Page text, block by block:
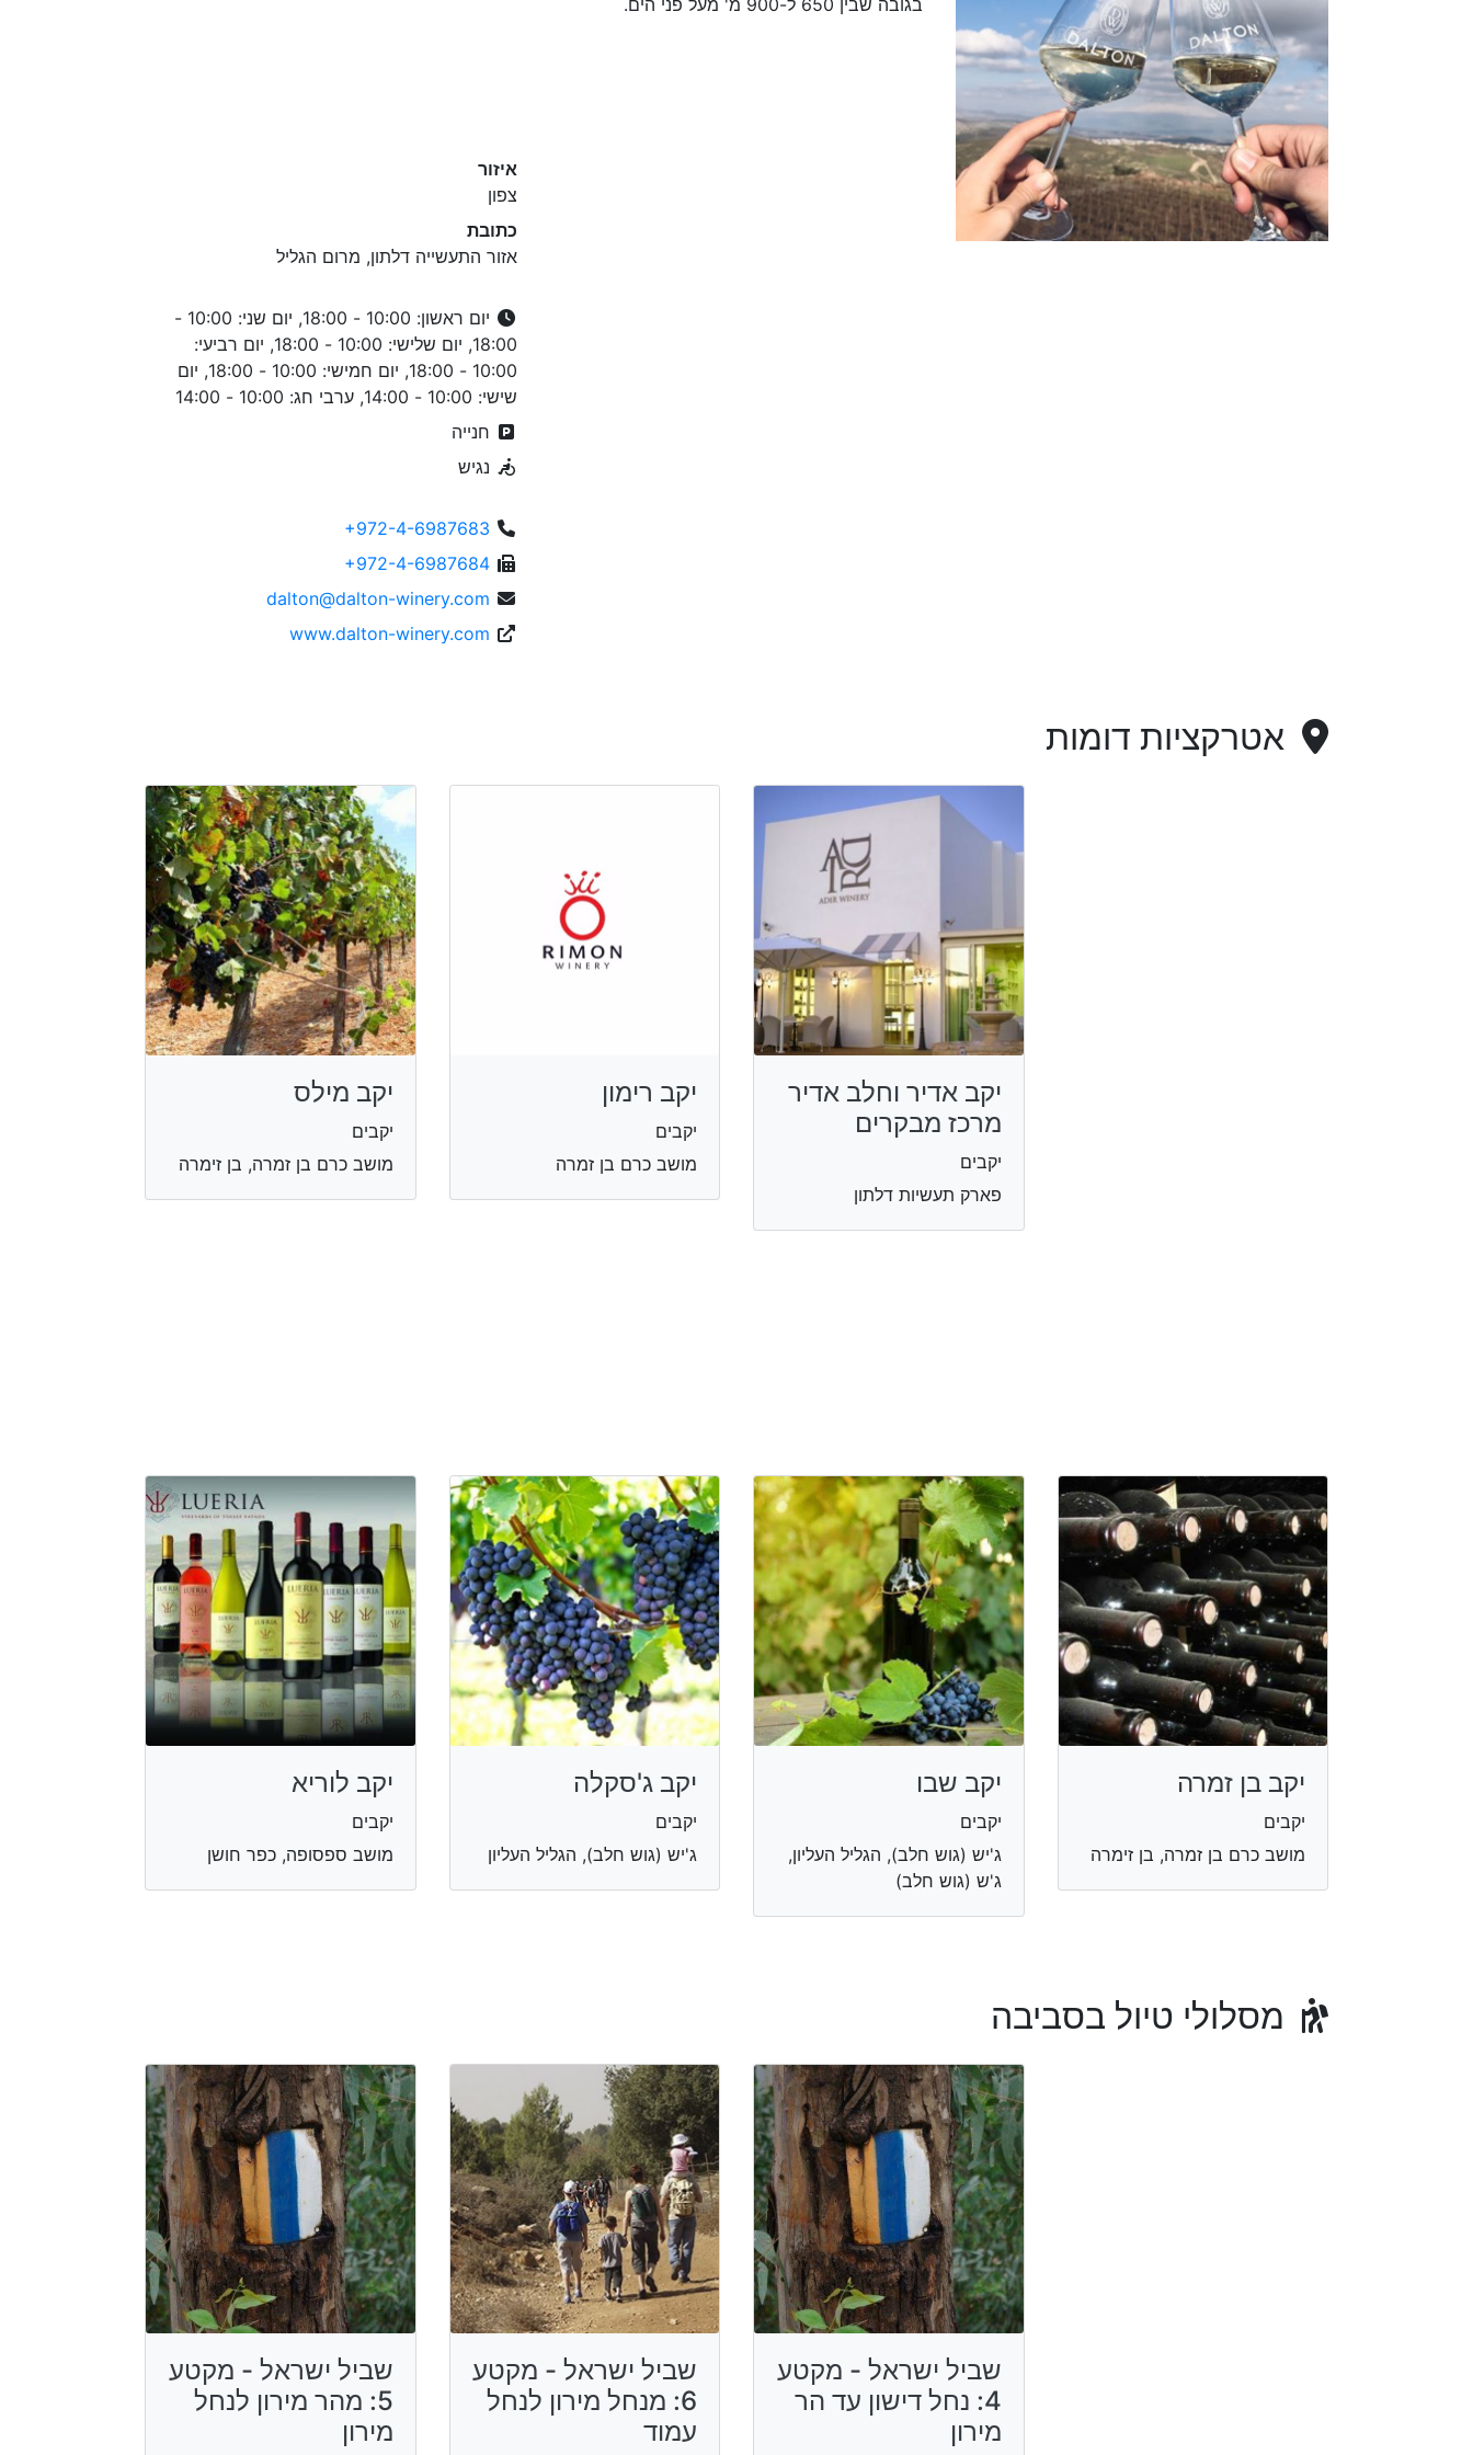
בגובה שבין 650 ל-900 מ' מעל פני הים.
איזור
צפון
כתובת
אזור התעשייה דלתון, מרום הגליל
יום ראשון: 10:00 - 18:00, יום שני: 10:00 -
18:00, יום שלישי: 10:00 - 18:00, יום רביעי:
10:00 - 18:00, יום חמישי: 10:00 - 18:00, יום
שישי: 10:00 - 14:00, ערבי חג: 10:00 - 14:00
חנייה
נגיש
+972-4-6987683
+972-4-6987684
dalton@dalton-winery.com
www.dalton-winery.com
אטרקציות דומות
יקב אדיר וחלב אדיר
מרכז מבקרים
יקבים
פארק תעשיות דלתון
יקב רימון
יקבים
מושב כרם בן זמרה
יקב מילס
יקבים
מושב כרם בן זמרה, בן זימרה
יקב בן זמרה
יקבים
מושב כרם בן זמרה, בן זימרה
יקב שבו
יקבים
ג'יש (גוש חלב), הגליל העליון,
ג'ש (גוש חלב)
יקב ג'סקלה
יקבים
ג'יש (גוש חלב), הגליל העליון
יקב לוריא
יקבים
מושב ספסופה, כפר חושן
מסלולי טיול בסביבה
שביל ישראל - מקטע
4: נחל דישון עד הר
מירון
שביל ישראל - מקטע
6: מנחל מירון לנחל
עמוד
שביל ישראל - מקטע
5: מהר מירון לנחל
מירון